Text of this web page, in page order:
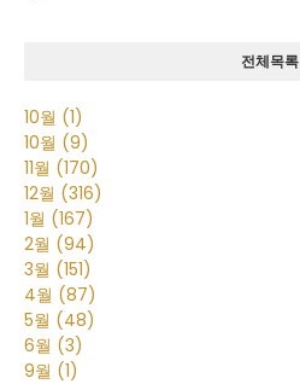
전체목록
10월 (1)
10월 (9)
11월 (170)
12월 (316)
1월 (167)
2월 (94)
3월 (151)
4월 (87)
5월 (48)
6월 (3)
9월 (1)